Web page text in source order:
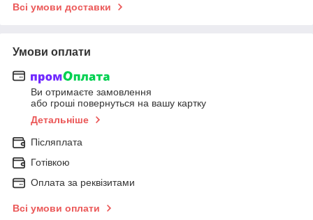
Всі умови доставки
Умови оплати
Ви отримаєте замовлення
або гроші повернуться на вашу картку
Детальніше
Післяплата
Готівкою
Оплата за реквізитами
Всі умови оплати